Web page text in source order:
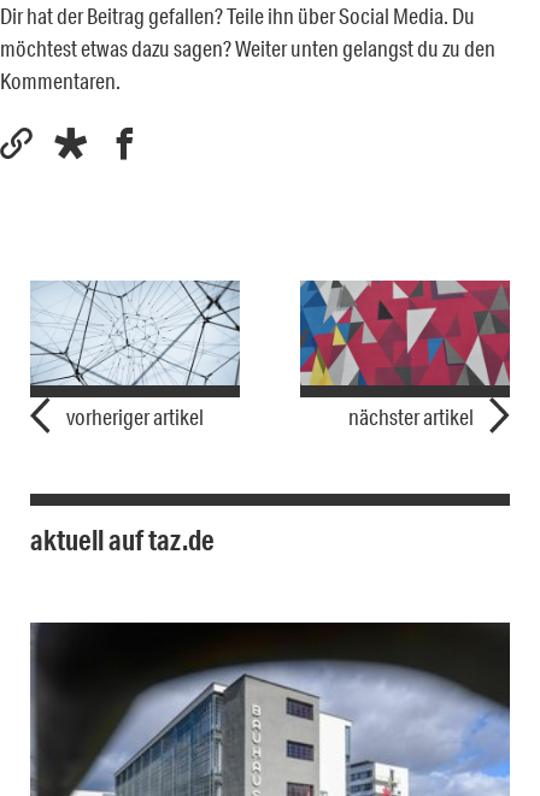
Dir hat der Beitrag gefallen? Teile ihn über Social Media. Du
möchtest etwas dazu sagen? Weiter unten gelangst du zu den
Kommentaren.
vorheriger artikel nächster artikel
aktuell auf taz.de